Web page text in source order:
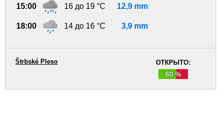
15:00 16 до 19 °C 12,9 mm
18:00 14 до 16 °C 3,9 mm
ОТКРЫТО:
60 %
Štrbské Pleso